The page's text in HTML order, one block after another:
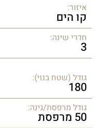
איזור:
קו הים
חדרי שינה:
3
גודל (שטח בנוי):
180
גודל מרפסת/גינה:
50 מרפסת